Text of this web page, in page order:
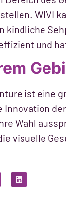
WIVI
kindliche
und
ist eine
Wahl
visuelle